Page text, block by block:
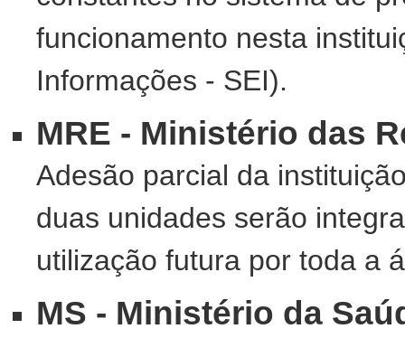
funcionamento nesta
Informações - SEI).
MRE - Ministério das
Adesão parcial da
duas unidades serão
utilização futura por toda a
MS - Ministério da